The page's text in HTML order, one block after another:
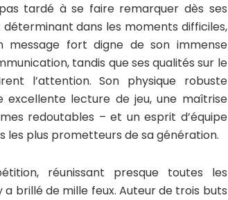
tardé à se faire remarquer dès ses
dans les moments difficiles,
fort digne de son immense
tandis que ses qualités sur le
l’attention. Son physique robuste
lecture de jeu, une maîtrise
redoutables – et un esprit d’équipe
plus prometteurs de sa génération.
réunissant presque toutes les
a brillé de mille feux. Auteur de trois buts